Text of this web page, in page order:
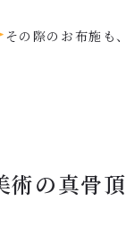
その際のお布施も、
術の真骨頂